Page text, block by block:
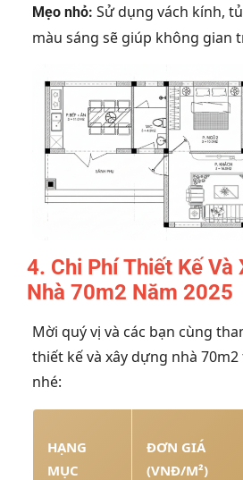
Mẹo nhỏ: Sử dụng vách kính,
màu sáng sẽ giúp không gian
4. Chi Phí Thiết Kế Và
Nhà 70m2 Năm 2025
Mời quý vị và các bạn cùng
thiết kế và xây dựng nhà
nhé:
HẠNG
MỤC
ĐƠN GIÁ
(VNĐ/M²)